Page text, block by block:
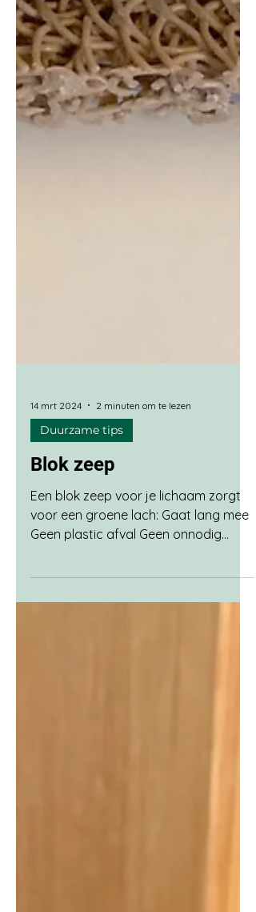
14 mrt 2024 2 minuten om te lezen
Duurzame tips
Blok zeep
Een blok zeep voor je lichaam zorgt
Geen plastic afval Geen onnodig